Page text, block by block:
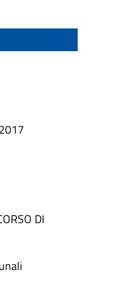
DI